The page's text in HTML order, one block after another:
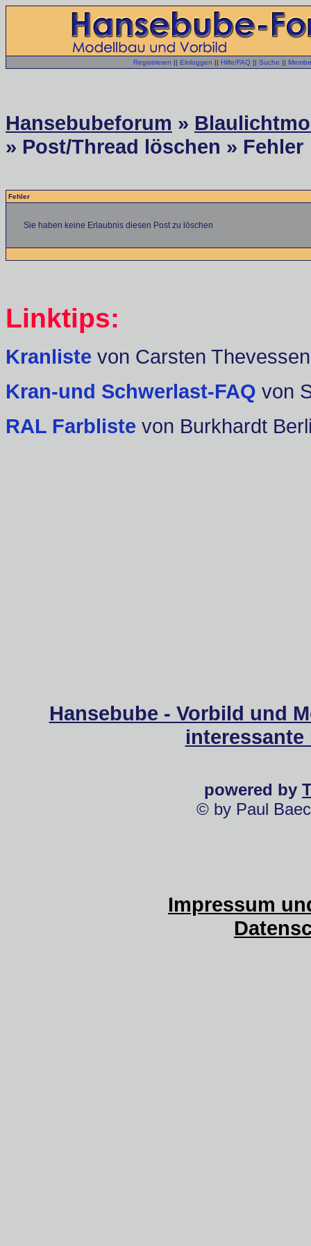
Registrieren || Einloggen || Hilfe/FAQ || Suche ||
Hansebubeforum »
» Post/Thread löschen » Fehler
Fehler
Sie haben keine Erlaubnis diesen Post zu löschen
Linktips:
Kranliste von Carsten Thevessen
Kran-und Schwerlast-FAQ von
RAL Farbliste von Burkhardt
Hansebube - Vorbild und
powered by
© by Paul
Impressum